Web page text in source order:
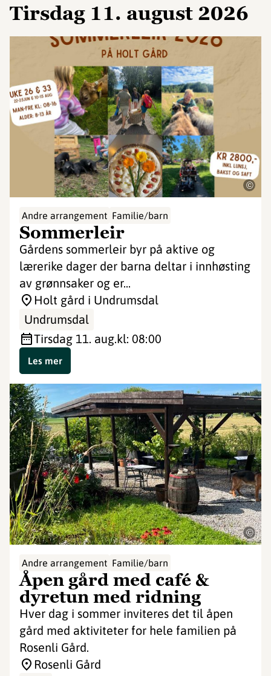
tirsdag 11. august 2026
©
Andre arrangement Familie/barn
Sommerleir
Gårdens sommerleir byr på aktive og
lærerike dager der barna deltar i innhøsting
av grønnsaker og er...
Holt gård i Undrumsdal
Undrumsdal
tirsdag 11. aug.kl: 08:00
Les mer
©
Andre arrangement Familie/barn
Åpen gård med café &
dyretun med ridning
Hver dag i sommer inviteres det til åpen
gård med aktiviteter for hele familien på
Rosenli Gård.
Rosenli Gård